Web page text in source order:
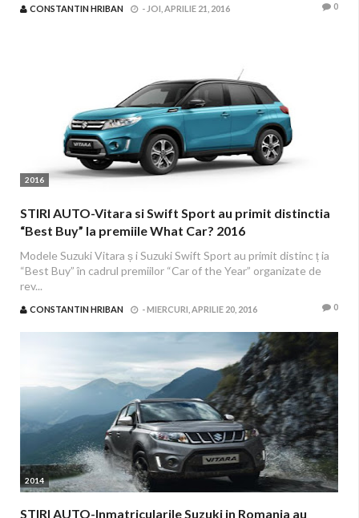
CONSTANTIN HRIBAN - JOI, APRILIE 21, 2016 0
2016
STIRI AUTO-Vitara si Swift Sport au primit distinctia
“Best Buy” la premiile What Car? 2016
Modele Suzuki Vitara ș i Suzuki Swift Sport au primit distinc ț ia
“Best Buy” în cadrul premiilor “Car of the Year” organizate de
rev...
CONSTANTIN HRIBAN -MIERCURI, APRILIE 20, 2016 0
2014
STIRI AUTO-Inmatricularile Suzuki in Romania au